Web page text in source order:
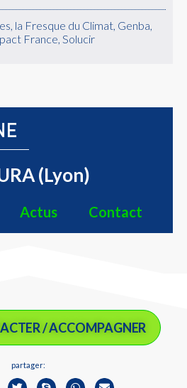
la Fresque du Climat, Genba,
France, Solucir
(Lyon)
Actus Contact
/ ACCOMPAGNER
partager: